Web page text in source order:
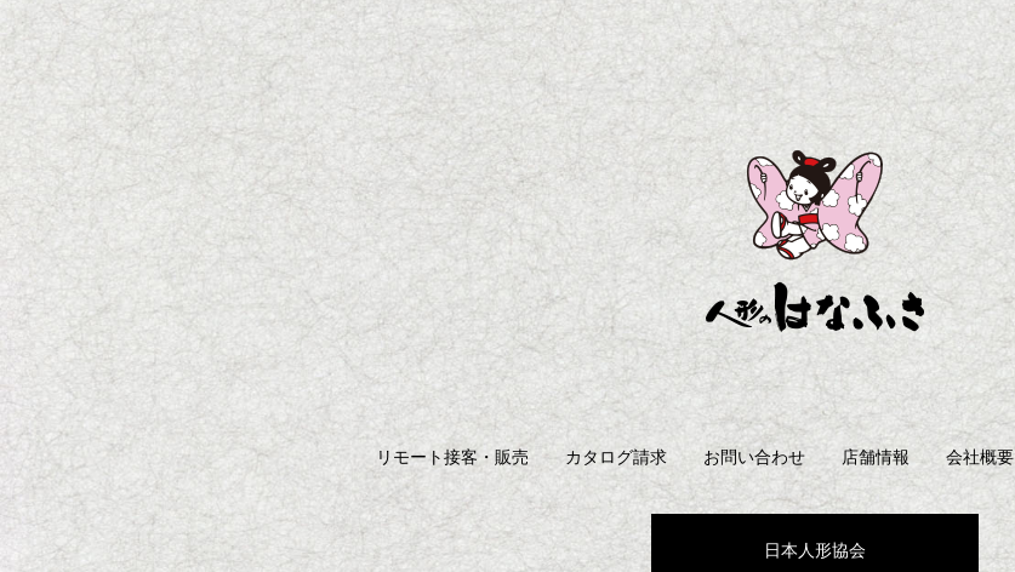
リモート接客・販売 カタログ請求 お問い合わせ 店舗情報 会社概要
日本人形協会